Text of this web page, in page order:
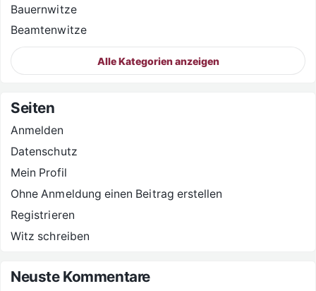
Bauernwitze
Beamtenwitze
Alle Kategorien anzeigen
Seiten
Anmelden
Datenschutz
Mein Profil
Ohne Anmeldung einen Beitrag erstellen
Registrieren
Witz schreiben
Neuste Kommentare